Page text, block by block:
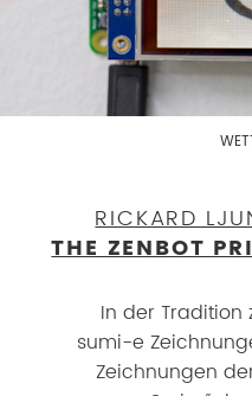
RICKARD
THE ZENBOT
In der
sumi-e
Zeichnungen